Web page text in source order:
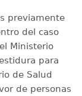
previamente
del caso
Ministerio
para
de Salud
de personas